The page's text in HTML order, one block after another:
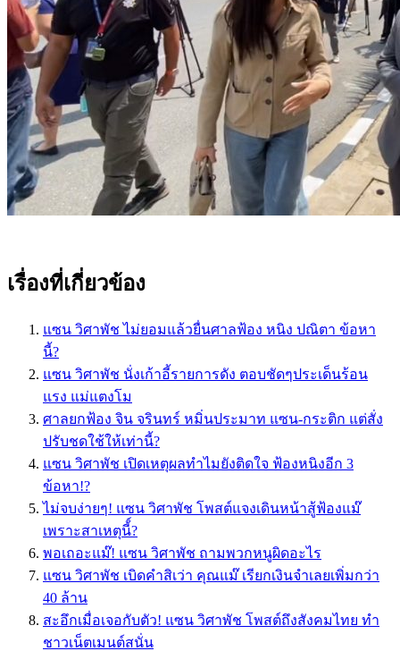
เรื่องที่เกี่ยวข้อง
แซน วิศาพัช ไม่ยอมแล้วยื่นศาลฟ้อง หนิง ปณิตา ข้อหา
นี้?
แซน วิศาพัช นั่งเก้าอี้รายการดัง ตอบชัดๆประเด็นร้อน
แรง แม่แตงโม
ศาลยกฟ้อง จิน จรินทร์ หมิ่นประมาท แซน-กระติก แต่สั่ง
ปรับชดใช้ให้เท่านี้?
แซน วิศาพัช เปิดเหตุผลทำไมยังติดใจ ฟ้องหนิงอีก 3
ข้อหา!?
ไม่จบง่ายๆ! แซน วิศาพัช โพสต์แจงเดินหน้าสู้ฟ้องแม๊
เพราะสาเหตุนี้์?
พอเถอะแม๊! แซน วิศาพัช ถามพวกหนูผิดอะไร
แซน วิศาพัช เบิดคำสิเว่า คุณแม๊ เรียกเงินจำเลยเพิ่มกว่า
40 ล้าน
สะอึกเมื่อเจอกับตัว! แซน วิศาพัช โพสต์ถึงสังคมไทย ทำ
ชาวเน็ตเมนต์สนั่น